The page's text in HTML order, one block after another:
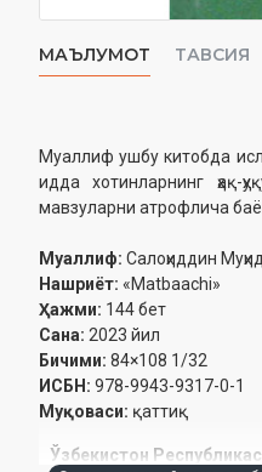
МАЪЛУМОТ ТАВСИЯ
Муаллиф ушбу китобда
идда хотинларнинг ҳақ-
мавзуларни атрофлича
Муаллиф: Салоҳиддин
Нашриёт: «Matbaachi»
Ҳажми: 144 бет
Сана: 2023 йил
Бичими: 84×108 1/32
ИСБН: 978-9943-9317-0-1
Муқоваси: қаттиқ
Ўзбекистон